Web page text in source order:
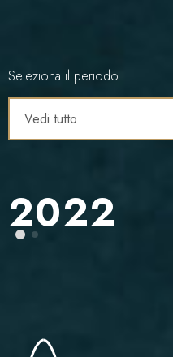
Seleziona il periodo:
2022